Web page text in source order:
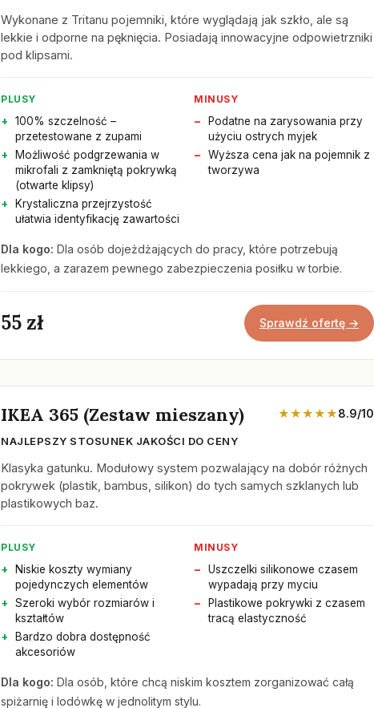
Wykonane z Tritanu pojemniki, które wyglądają jak szkło, ale są
lekkie i odporne na pęknięcia. Posiadają innowacyjne odpowietrzniki
pod klipsami.
PLUSY
100% szczelność –
przetestowane z zupami
Możliwość podgrzewania w
mikrofali z zamkniętą pokrywką
(otwarte klipsy)
Krystaliczna przejrzystość
ułatwia identyfikację zawartości
MINUSY
Podatne na zarysowania przy
użyciu ostrych myjek
Wyższa cena jak na pojemnik z
tworzywa
Dla kogo: Dla osób dojeżdżających do pracy, które potrzebują
lekkiego, a zarazem pewnego zabezpieczenia posiłku w torbie.
55 zł Sprawdź ofertę →
IKEA 365 (Zestaw mieszany) ★★★★★8.9/10
NAJLEPSZY STOSUNEK JAKOŚCI DO CENY
Klasyka gatunku. Modułowy system pozwalający na dobór różnych
pokrywek (plastik, bambus, silikon) do tych samych szklanych lub
plastikowych baz.
PLUSY
Niskie koszty wymiany
pojedynczych elementów
Szeroki wybór rozmiarów i
kształtów
Bardzo dobra dostępność
akcesoriów
MINUSY
Uszczelki silikonowe czasem
wypadają przy myciu
Plastikowe pokrywki z czasem
tracą elastyczność
Dla kogo: Dla osób, które chcą niskim kosztem zorganizować całą
spiżarnię i lodówkę w jednolitym stylu.